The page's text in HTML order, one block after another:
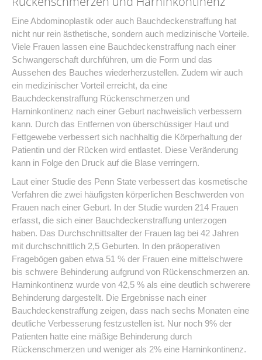
Eine Abdominoplastik oder auch Bauchdeckenstraffung hat
nicht nur rein ästhetische, sondern auch medizinische Vorteile.
Viele Frauen lassen eine Bauchdeckenstraffung nach einer
Schwangerschaft durchführen, um die Form und das
Aussehen des Bauches wiederherzustellen. Zudem wir auch
ein medizinischer Vorteil erreicht, da eine
Bauchdeckenstraffung Rückenschmerzen und
Harninkontinenz nach einer Geburt nachweislich verbessern
kann. Durch das Entfernen von überschüssiger Haut und
Fettgewebe verbessert sich nachhaltig die Körperhaltung der
Patientin und der Rücken wird entlastet. Diese Veränderung
kann in Folge den Druck auf die Blase verringern.
Laut einer Studie des Penn State verbessert das kosmetische
Verfahren die zwei häufigsten körperlichen Beschwerden von
Frauen nach einer Geburt. In der Studie wurden 214 Frauen
erfasst, die sich einer Bauchdeckenstraffung unterzogen
haben. Das Durchschnittsalter der Frauen lag bei 42 Jahren
mit durchschnittlich 2,5 Geburten. In den präoperativen
Fragebögen gaben etwa 51 % der Frauen eine mittelschwere
bis schwere Behinderung aufgrund von Rückenschmerzen an.
Harninkontinenz wurde von 42,5 % als eine deutlich schwerere
Behinderung dargestellt. Die Ergebnisse nach einer
Bauchdeckenstraffung zeigen, dass nach sechs Monaten eine
deutliche Verbesserung festzustellen ist. Nur noch 9% der
Patienten hatte eine mäßige Behinderung durch
Rückenschmerzen und weniger als 2% eine Harninkontinenz.